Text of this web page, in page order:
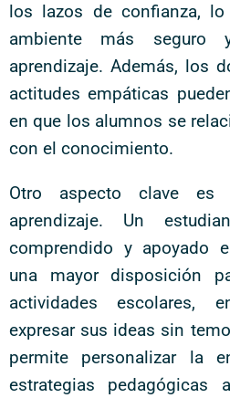
los lazos de confianza,
ambiente más
aprendizaje. Además, los
actitudes empáticas
en que los alumnos se
con el conocimiento.
Otro aspecto clave
aprendizaje. Un
comprendido y apoyado
una mayor disposición
actividades escolares,
expresar sus ideas sin
permite personalizar la
estrategias pedagógicas